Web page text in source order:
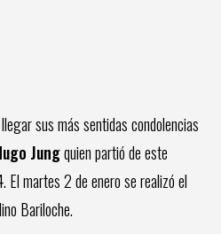
sus más sentidas condolencias
Jungquien partió de este
El martes 2 de enero se realizó el
Bariloche.